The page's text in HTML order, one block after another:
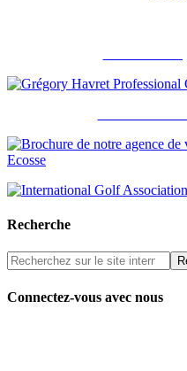
Recherche
Connectez-vous avec nous